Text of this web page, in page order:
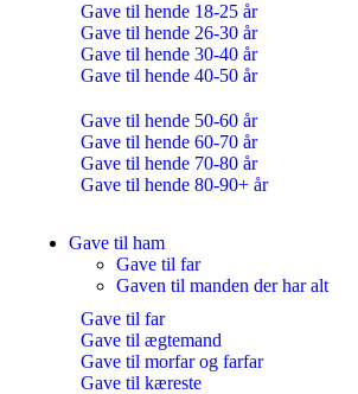
Gave til hende 18-25 år
Gave til hende 26-30 år
Gave til hende 30-40 år
Gave til hende 40-50 år
Gave til hende 50-60 år
Gave til hende 60-70 år
Gave til hende 70-80 år
Gave til hende 80-90+ år
Gave til ham
Gave til far
Gaven til manden der har alt
Gave til far
Gave til ægtemand
Gave til morfar og farfar
Gave til kæreste